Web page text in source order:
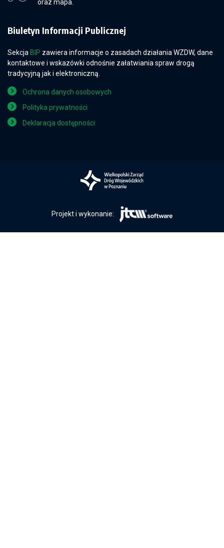
oraz mapa.
Biuletyn Informacji Publicznej
Sekcja BIP zawiera informacje o zasadach działania WZDW, dane
kontaktowe i wskazówki odnośnie załatwiania spraw drogą
tradycyjną jak i elektroniczną.
Ochrona danych osobowych
Polityka prywatności
Deklaracja dostępności
Projekt i wykonanie: